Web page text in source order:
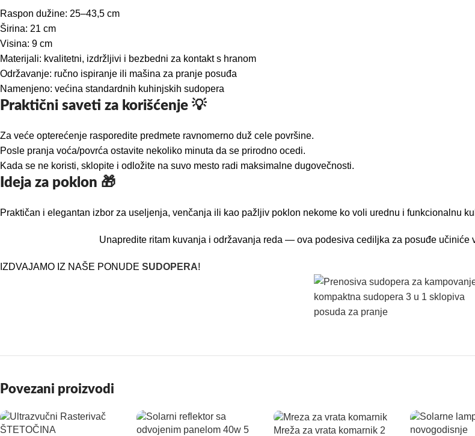
Raspon dužine: 25–43,5 cm
Širina: 21 cm
Visina: 9 cm
Materijali: kvalitetni, izdržljivi i bezbedni za kontakt s hranom
Održavanje: ručno ispiranje ili mašina za pranje posuđa
Namenjeno: većina standardnih kuhinjskih sudopera
Praktični saveti za korišćenje 💡
Za veće opterećenje rasporedite predmete ravnomerno duž cele površine.
Posle pranja voća/povrća ostavite nekoliko minuta da se prirodno ocedi.
Kada se ne koristi, sklopite i odložite na suvo mesto radi maksimalne dugovečnosti.
Ideja za poklon 🎁
Praktičan i elegantan izbor za useljenja, venčanja ili kao pažljiv poklon nekome ko voli urednu i funkcionalnu
Unapredite ritam kuvanja i održavanja reda — ova podesiva cediljka za posuđe
IZDVAJAMO IZ NAŠE PONUDE SUDOPERA!
Povezani proizvodi
Mreža za vrata komarnik 2